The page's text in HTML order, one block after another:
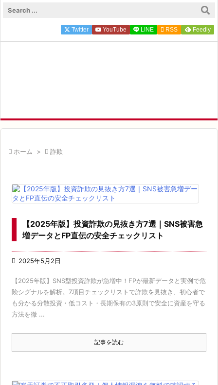



Twitter YouTube LINE  RSS Feedly
 ホーム >  詐欺
【2025年版】投資詐欺の見抜き方7選｜SNS被害急
増データとFP直伝の安全チェックリスト
 2025年5月2日
【2025年版】SNS型投資詐欺が急増中！FPが最新データと実例で危
険シグナルを解析。7項目チェックリストで詐欺を見抜き、初心者で
も分かる分散投資・低コスト・長期保有の3原則で安全に資産を守る
方法を徹 ...
記事を読む